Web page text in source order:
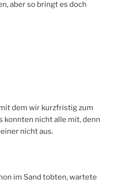
aber so bringt es doch
dem wir kurzfristig zum
konnten nicht alle mit, denn
nicht aus.
im Sand tobten, wartete